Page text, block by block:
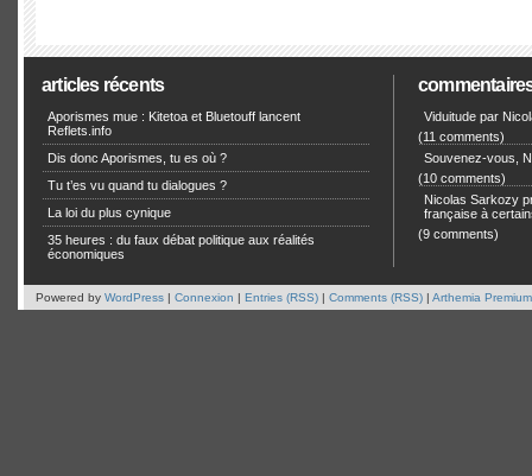
articles récents
Aporismes mue : Kitetoa et Bluetouff lancent
Reflets.info
Dis donc Aporismes, tu es où ?
Tu t’es vu quand tu dialogues ?
La loi du plus cynique
35 heures : du faux débat politique aux réalités
économiques
Viduitude par
(11 comments)
Souvenez-vous,
(10 comments)
Nicolas Sarkozy
française à
(9 comments)
Powered by WordPress | Connexion | Entries (RSS) | Comments (RSS) | Arthemia Premium